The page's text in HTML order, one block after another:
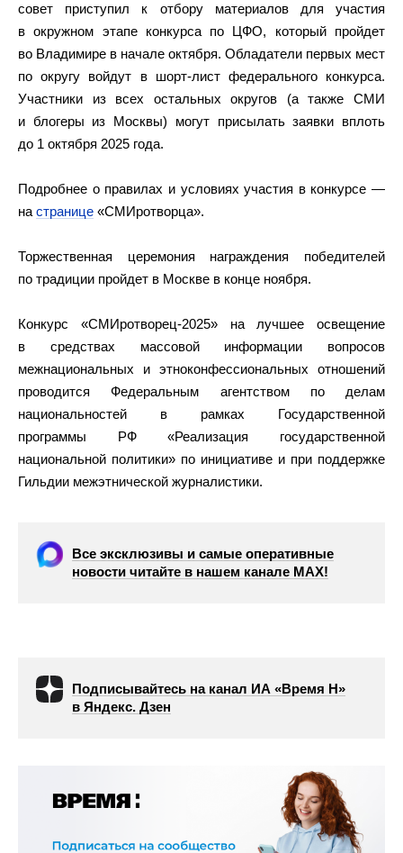
совет приступил к отбору материалов для участия
в окружном этапе конкурса по ЦФО, который пройдет
во Владимире в начале октября. Обладатели первых мест
по округу войдут в шорт-лист федерального конкурса.
Участники из всех остальных округов (а также СМИ
и блогеры из Москвы) могут присылать заявки вплоть
до 1 октября 2025 года.
Подробнее о правилах и условиях участия в конкурсе —
на странице «СМИротворца».
Торжественная церемония награждения победителей
по традиции пройдет в Москве в конце ноября.
Конкурс «СМИротворец-2025» на лучшее освещение
в средствах массовой информации вопросов
межнациональных и этноконфессиональных отношений
проводится Федеральным агентством по делам
национальностей в рамках Государственной
программы РФ «Реализация государственной
национальной политики» по инициативе и при поддержке
Гильдии межэтнической журналистики.
Все эксклюзивы и самые оперативные
новости читайте в нашем канале МАХ!
Подписывайтесь на канал ИА «Время Н»
в Яндекс. Дзен